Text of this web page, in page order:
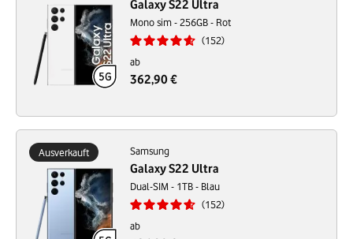
Galaxy S22 Ultra
Mono sim - 256GB - Rot
152
ab
362,90 €
Ausverkauft Samsung
Galaxy S22 Ultra
Dual-SIM - 1TB - Blau
152
ab